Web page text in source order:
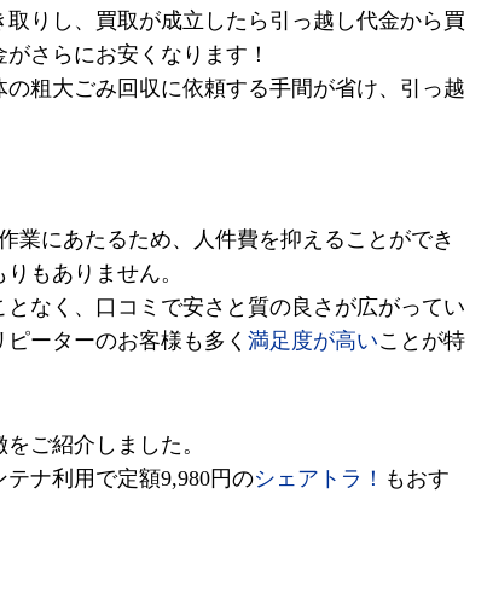
りし、買取が成立したら引っ越し代金から買
さらにお安くなります！
粗大ごみ回収に依頼する手間が省け、引っ越
業にあたるため、人件費を抑えることができ
もありません。
なく、口コミで安さと質の良さが広がってい
ーターのお客様も多く 満足度が高いことが特
ご紹介しました。
テナ利用で定額9,980円のシェアトラ！ もおす